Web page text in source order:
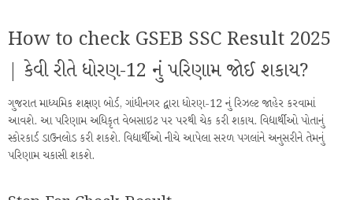
How to check GSEB SSC Result 2025
| કેવી રીતે ધોરણ-12 નું પરિણામ જોઈ શકાય?
ગુજરાત માધ્યમિક શક્ષણ બોર્ડ, ગાંધીનગર દ્વારા ધોરણ-12 નું રિઝલ્ટ જાહેર કરવામાં
આવશે. આ પરિણામ અધિકૃત વેબસાઇટ પર પરથી ચેક કરી શકાય. વિદ્યાર્થીઓ પોતાનું
સ્કોરકાર્ડ ડાઉનલોડ કરી શકશે. વિદ્યાર્થીઓ નીચે આપેલા સરળ પગલાંને અનુસરીને તેમનું
પરિણામ ચકાસી શકશે.